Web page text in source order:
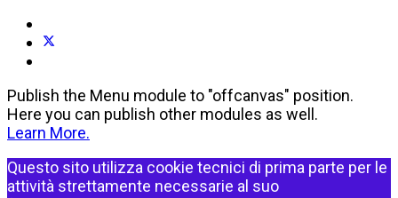
Publish the Menu module to "offcanvas" position.
Here you can publish other modules as well.
Learn More.
Questo sito utilizza cookie tecnici di prima parte per le
attività strettamente necessarie al suo